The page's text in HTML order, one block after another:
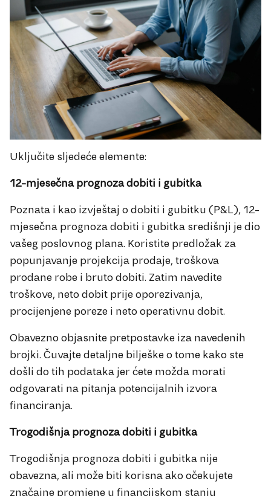
Uključite sljedeće elemente:
12-mjesečna prognoza dobiti i gubitka
Poznata i kao izvještaj o dobiti i gubitku (P&L), 12-
mjesečna prognoza dobiti i gubitka središnji je dio
vašeg poslovnog plana. Koristite predložak za
popunjavanje projekcija prodaje, troškova
prodane robe i bruto dobiti. Zatim navedite
troškove, neto dobit prije oporezivanja,
procijenjene poreze i neto operativnu dobit.
Obavezno objasnite pretpostavke iza navedenih
brojki. Čuvajte detaljne bilješke o tome kako ste
došli do tih podataka jer ćete možda morati
odgovarati na pitanja potencijalnih izvora
financiranja.
Trogodišnja prognoza dobiti i gubitka
Trogodišnja prognoza dobiti i gubitka nije
obavezna, ali može biti korisna ako očekujete
značajne promjene u financijskom stanju